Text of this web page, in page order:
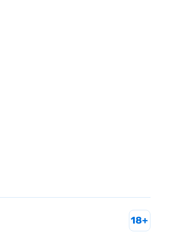
18+